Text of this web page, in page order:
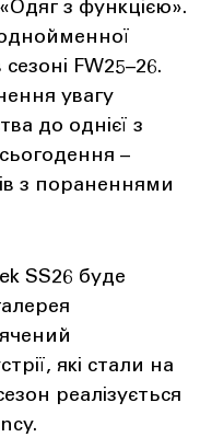
з функцією».
FW25–26.
увагу
до однієї з
–
з пораненнями
SS26 буде
які стали на
реалізується